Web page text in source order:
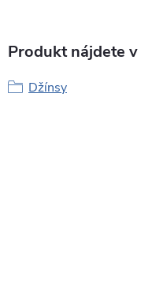
Produkt nájdete
Džínsy